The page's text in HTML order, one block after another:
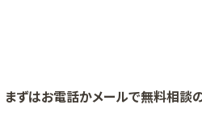
まずはお電話かメールで無料相談